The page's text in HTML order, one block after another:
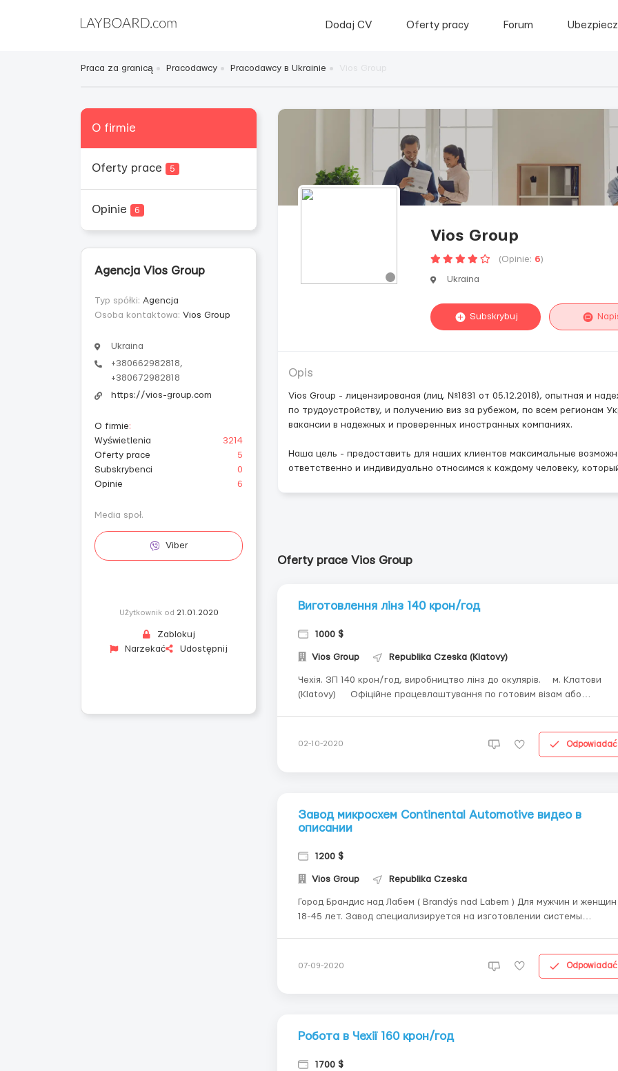
Dodaj CV Oferty pracy Forum
Praca za granicą Pracodawcy Pracodawcy в Ukrainie
O firmie
Oferty prace 5
Opinie 6
Agencja Vios Group
Typ spółki: Agencja
Osoba kontaktowa: Vios Group
Ukraina
+380662982818,
+380672982818
https://vios-group.com
O firmie:
Wyświetlenia
3214
Oferty prace
5
Subskrybenci
0
Opinie
6
Media społ.
Viber
Użytkownik od 21.01.2020
Zablokuj
Narzekać
Udostępnij
Vios Group
(Opinie: 6)
Ukraina
Subskrybuj
Opis
Vios Group - лицензированая (лиц. №1831 от 05.12.2018), опытная и
по трудоустройству, и получению виз за рубежом, по всем регионам
вакансии в надежных и проверенных иностранных компаниях.
Наша цель - предоставить для наших клиентов максимальные
ответственно и индивидуально относимся к каждому человеку,
Oferty prace Vios Group
Виготовлення лінз 140 крон/год
1000 $
Vios Group Republika Czeska (Klatovy)
Чехія. ЗП 140 крон/год, виробництво лінз до окулярів.ᅠ м. Клатови
(Klatovy) ᅠ Офіційне працевлаштування по готовим візам або
02-10-2020 Odpowiadać
Завод микросхем Continental Automotive видео в
описании
1200 $
Vios Group Republika Czeska
Город Брандис над Лабем ( Brandýs nad Labem ) Для мужчин и женщин
18-45 лет. Завод специализируется на изготовлении системы
07-09-2020 Odpowiadać
Робота в Чехії 160 крон/год
1700 $